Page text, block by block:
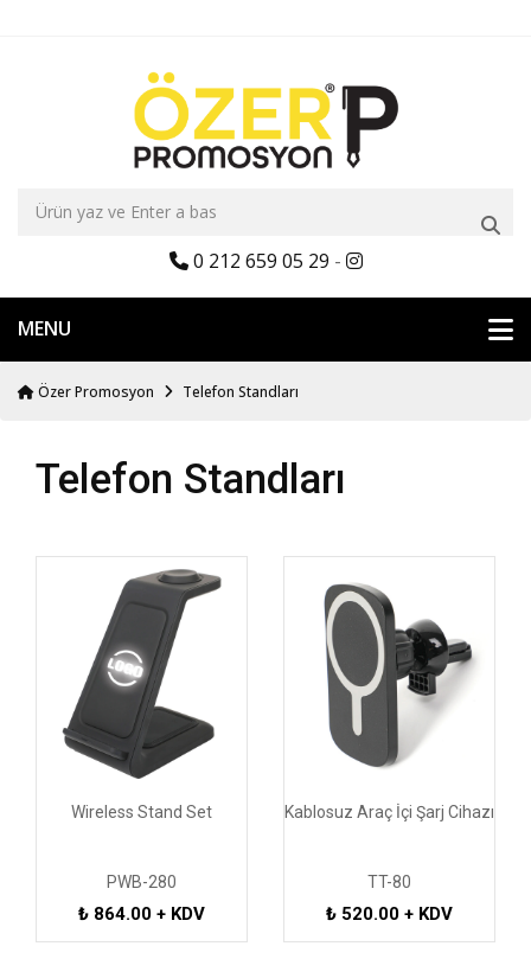
0 212 659 05 29 -
MENU
Özer Promosyon Telefon Standları
Telefon Standları
Wireless Stand Set
PWB-280
₺ 864.00 + KDV
Kablosuz Araç İçi Şarj Cihazı
TT-80
₺ 520.00 + KDV